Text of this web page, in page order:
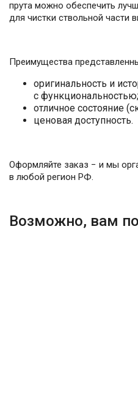
прута можно обеспечить
для чистки ствольной части
Преимущества
оригинальность и
с функциональностью;
отличное состояние
ценовая доступность.
Оформляйте заказ − и мы
в любой регион РФ.
Возможно, вам